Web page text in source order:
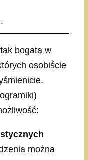
bogata w
osobiście
można